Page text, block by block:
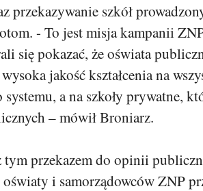
przekazywanie szkół
- To jest misja kampanii
się pokazać, że oświata
jakość kształcenia na
a na szkoły prywatne,
– mówił Broniarz.
tym przekazem do opinii
i samorządowców ZNP